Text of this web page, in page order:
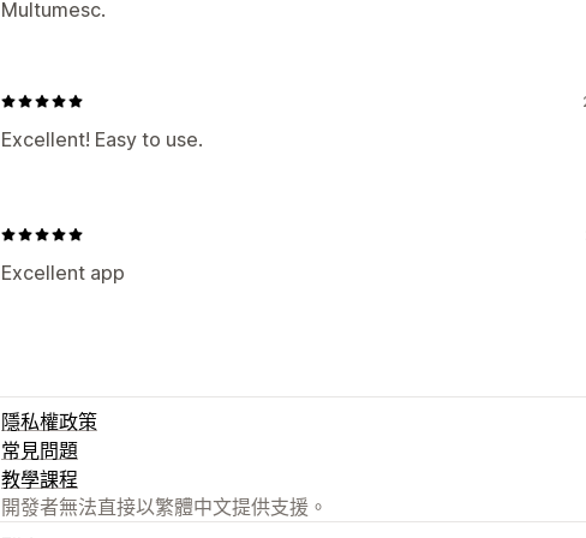
白標 大量運送
Multumesc.
Excellent! Easy to use.
Excellent app
隱私權政策
常見問題
教學課程
開發者無法直接以繁體中文提供支援。